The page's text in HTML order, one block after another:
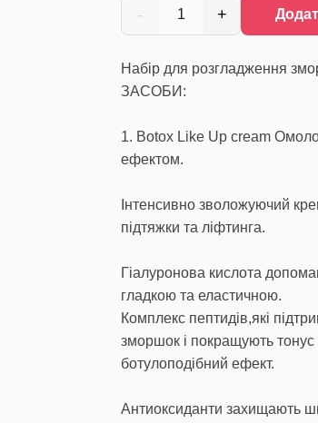
- 1 +
Набір для розгладження
ЗАСОБИ:
1. Botox Like Up cream
ефектом.
Інтенсивно зволожуючий
підтяжки та ліфтинга.
Гіалуронова кислота
гладкою та еластичною.
Комплекс пептидів,які
зморшок і покращують тонус
ботулоподібний ефект.
Антиоксиданти захищають